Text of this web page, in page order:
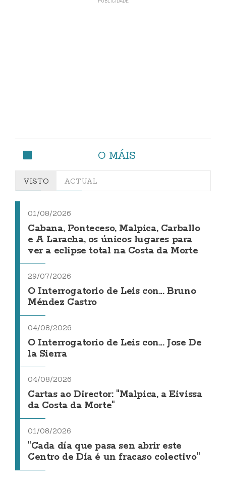
O MÁIS
VISTO ACTUAL
01/08/2026
Cabana, Ponteceso, Malpica, Carballo
e A Laracha, os únicos lugares para
ver a eclipse total na Costa da Morte
29/07/2026
O Interrogatorio de Leis con... Bruno
Méndez Castro
04/08/2026
O Interrogatorio de Leis con... Jose De
la Sierra
04/08/2026
Cartas ao Director: "Malpica, a Eivissa
da Costa da Morte"
01/08/2026
"Cada día que pasa sen abrir este
Centro de Día é un fracaso colectivo"